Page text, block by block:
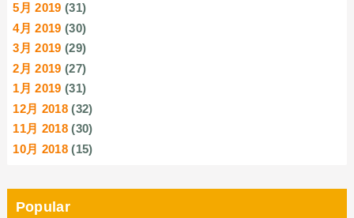
5月 2019 (31)
4月 2019 (30)
3月 2019 (29)
2月 2019 (27)
1月 2019 (31)
12月 2018 (32)
11月 2018 (30)
10月 2018 (15)
Popular